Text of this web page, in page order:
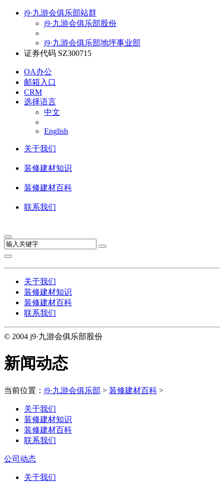
j9·九游会俱乐部站群
j9·九游会俱乐部股份
j9·九游会俱乐部地坪事业部
证券代码 SZ300715
OA办公
邮箱入口
CRM
选择语言
中文
English
关于我们
装修建材知识
装修建材百科
联系我们
关于我们
装修建材知识
装修建材百科
联系我们
© 2004 j9·九游会俱乐部股份
新闻动态
当前位置： j9·九游会俱乐部 > 装修建材百科 >
关于我们
装修建材知识
装修建材百科
联系我们
公司动态
关于我们